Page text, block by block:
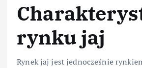
rynku jaj
Rynek jaj jest jednocześnie